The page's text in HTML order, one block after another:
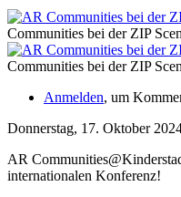
Communities bei der ZIP
Communities bei der ZIP
Anmelden, um
Donnerstag, 17. Oktober
AR
internationalen Konferenz!